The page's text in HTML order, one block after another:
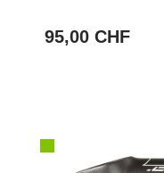
95,00 CHF